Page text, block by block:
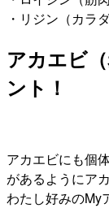
・リジン（カラ
アカエビ
ント！
アカエビにも個
があるようにア
わたし好みのMy